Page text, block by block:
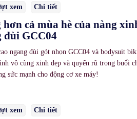
xem Chi tiết
hơn cả mùa hè của nàng
đùi GCC04
ngang đùi gót nhọn GCC04 và bodysuit
vô cùng xinh đẹp và quyến rũ trong buổi
sức mạnh cho động cơ xe máy!
xem Chi tiết